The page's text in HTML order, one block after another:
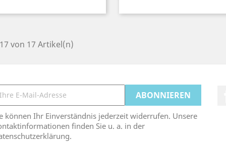
von 17 Artikel(n)
können Ihr Einverständnis jederzeit widerrufen. Unsere
finden Sie u. a. in der